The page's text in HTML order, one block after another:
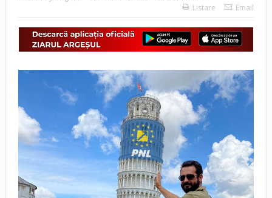
Listare
Email